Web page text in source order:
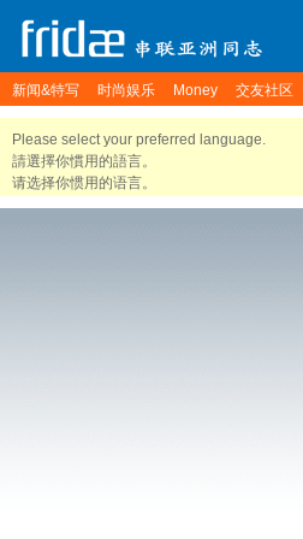
新闻&特写 时尚娱乐 Money 交友社区
Please select your preferred language.
請選擇你慣用的語言。
请选择你惯用的语言。